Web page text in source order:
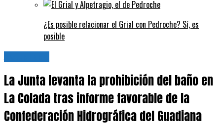
¿Es posible relacionar el Grial con Pedroche? Sí, es
posible
La Junta levanta la prohibición del baño en
La Colada tras informe favorable de la
Confederación Hidrográfica del Guadiana